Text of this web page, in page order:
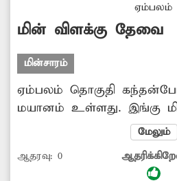
ஏம்பலம்
மின் விளக்கு தேவை
மின்சாரம்
ஏம்பலம் தொகுதி
மயானம் உள்ளது. இங்கு
தண்ணீர் இல்லை. இதனை
அரசு நடவடிக்கை
மேலும்
ஆதரவு: 0